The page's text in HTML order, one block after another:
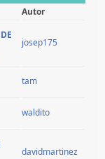
Autor
josep175
tam
waldito
davidmartinez